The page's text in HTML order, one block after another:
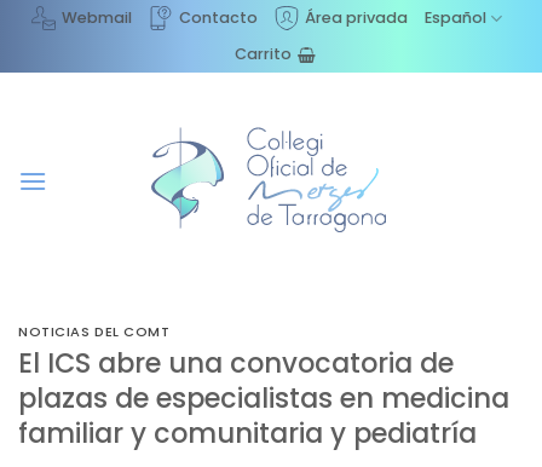
Saltar
contenido
Webmail Contacto Área privada
Español
Carrito
NOTICIAS DEL COMT
El ICS abre una convocatoria de
plazas de especialistas en medicina
familiar y comunitaria y pediatría